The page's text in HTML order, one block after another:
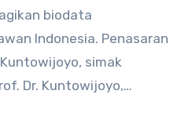
biodata
Indonesia. Penasaran
simak
Dr. Kuntowijoyo,…